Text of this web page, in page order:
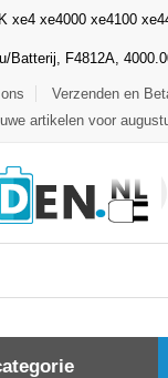
xe4 xe4000 xe4100
Batterij, F4812A,
Verzenden en
artikelen voor